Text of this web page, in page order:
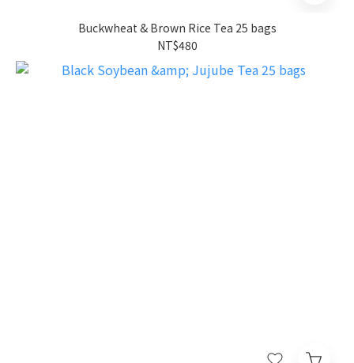
Buckwheat & Brown Rice Tea 25 bags
NT$480